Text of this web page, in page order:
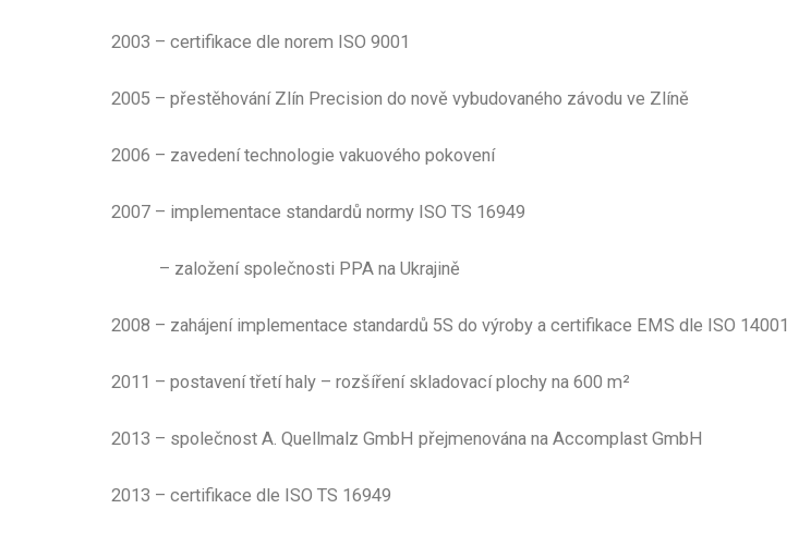
2003 – certifikace dle norem ISO 9001
2005 – přestěhování Zlín Precision do nově vybudovaného závodu ve Zlíně
2006 – zavedení technologie vakuového pokovení
2007 – implementace standardů normy ISO TS 16949
– založení společnosti PPA na Ukrajině
2008 – zahájení implementace standardů 5S do výroby a certifikace EMS dle ISO 14001
2011 – postavení třetí haly – rozšíření skladovací plochy na 600 m²
2013 – společnost A. Quellmalz GmbH přejmenována na Accomplast GmbH
2013 – certifikace dle ISO TS 16949